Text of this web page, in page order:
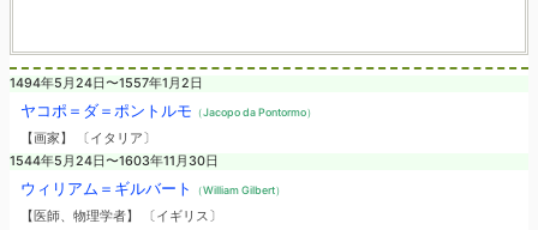
1494年5月24日〜1557年1月2日
ヤコポ＝ダ＝ポントルモ （Jacopo da Pontormo）
【画家】 〔イタリア〕
1544年5月24日〜1603年11月30日
ウィリアム＝ギルバート （William Gilbert）
【医師、物理学者】 〔イギリス〕